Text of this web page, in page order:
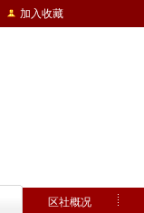
加入收藏
区社概况